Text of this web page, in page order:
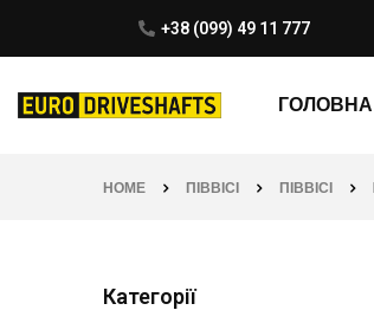
+38 (099) 49 11 777
ГОЛОВНА
HOME ПІВВІСІ ПІВВІСІ
Категорії